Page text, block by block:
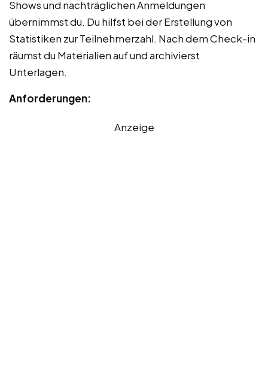
Shows und nachträglichen Anmeldungen
übernimmst du. Du hilfst bei der Erstellung von
Statistiken zur Teilnehmerzahl. Nach dem Check-in
räumst du Materialien auf und archivierst
Unterlagen.
Anforderungen:
Anzeige